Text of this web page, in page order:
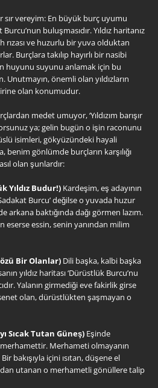
sır vereyim: En büyük burç uyumu
buluşmasıdır. Yıldız haritanız
rızası ve huzurlu bir yuva olduktan
Burçlara takılıp hayırlı bir nasibi
huyunu suyunu anlamak için bu
Unutmayın, önemli olan yıldızların
olan konumudur.
medet umuyor, ‘Yıldızım barışır
ya; gelin bugün o işin raconunu
isimleri, gökyüzündeki hayali
benim gönlümde burçların karşılığı
olan şunlardır:
Yıldız Budur!) Kardeşim, eş adayının
Burcu’ değilse o yuvada huzur
arkana baktığında dağı görmen lazım.
eserse essin, senin yanından milim
Bir Olanlar) Dili başka, kalbi başka
yıldız haritası ‘Dürüstlük Burcu’nu
Yalanın girmediği eve fakirlik girse
olan, dürüstlükten şaşmayan o
Sıcak Tutan Güneş) Eşinde
Merhameti olmayanın
bakışıyla içini ısıtan, düşene el
utanan o merhametli gönüllere talip